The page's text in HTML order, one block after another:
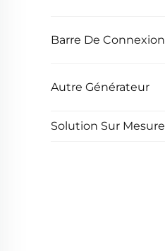
Barre De Connexion
Autre Générateur
Solution Sur Mesure